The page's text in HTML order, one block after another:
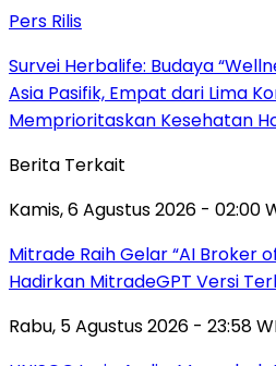
Pers Rilis
Survei Herbalife: Budaya
Asia Pasifik, Empat dari Lima
Memprioritaskan Kesehatan
Berita Terkait
Kamis, 6 Agustus 2026 - 02:00
Mitrade Raih Gelar “AI Broker
Hadirkan MitradeGPT Versi
Rabu, 5 Agustus 2026 - 23:58